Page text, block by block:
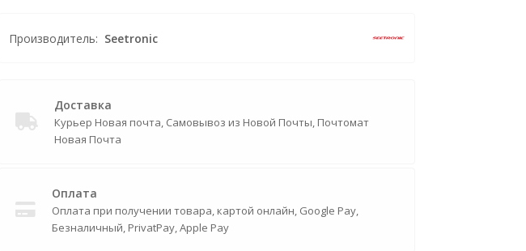
Производитель: Seetronic
Доставка
Курьер Новая почта, Самовывоз из Новой Почты, Почтомат
Новая Почта
Оплата
Оплата при получении товара, картой онлайн, Google Pay,
Безналичный, PrivatPay, Apple Pay